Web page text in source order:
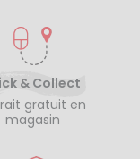
& Collect
gratuit en
magasin